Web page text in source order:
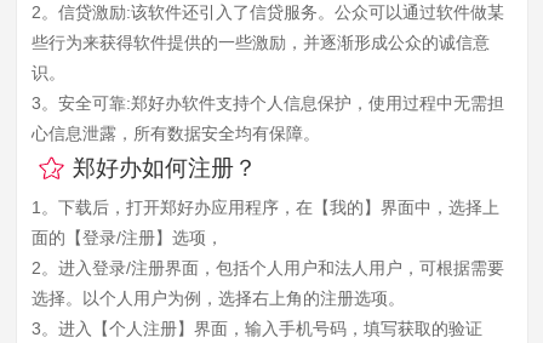
2。信贷激励:该软件还引入了信贷服务。公众可以通过软件做某
些行为来获得软件提供的一些激励，并逐渐形成公众的诚信意
识。
3。安全可靠:郑好办软件支持个人信息保护，使用过程中无需担
心信息泄露，所有数据安全均有保障。
郑好办如何注册？
1。下载后，打开郑好办应用程序，在【我的】界面中，选择上
面的【登录/注册】选项，
2。进入登录/注册界面，包括个人用户和法人用户，可根据需要
选择。以个人用户为例，选择右上角的注册选项。
3。进入【个人注册】界面，输入手机号码，填写获取的验证